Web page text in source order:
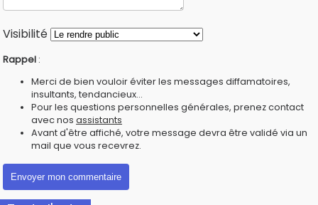
Visibilité
Rappel :
Merci de bien vouloir éviter les messages diffamatoires,
insultants, tendancieux...
Pour les questions personnelles générales, prenez contact
avec nos assistants
Avant d'être affiché, votre message devra être validé via un
mail que vous recevrez.